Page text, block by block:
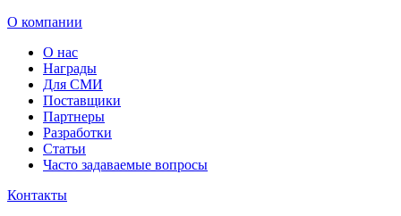
О компании
О нас
Награды
Для СМИ
Поставщики
Партнеры
Разработки
Статьи
Часто задаваемые вопросы
Контакты